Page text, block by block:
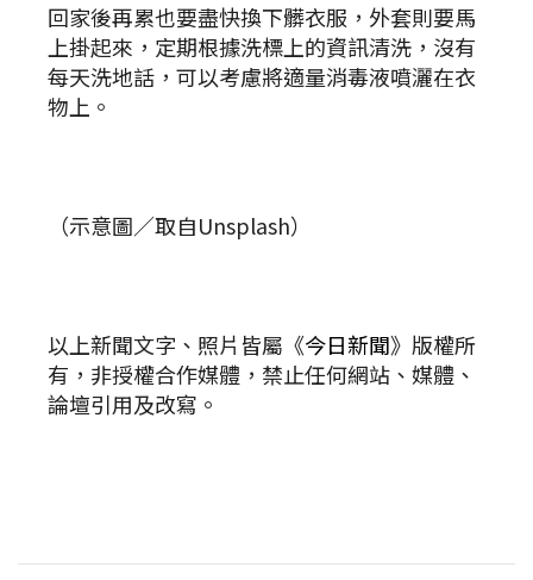
回家後再累也要盡快換下髒衣服，外套則要馬
上掛起來，定期根據洗標上的資訊清洗，沒有
每天洗地話，可以考慮將適量消毒液噴灑在衣
物上。
（示意圖／取自Unsplash）
以上新聞文字、照片皆屬《今日新聞》版權所
有，非授權合作媒體，禁止任何網站、媒體、
論壇引用及改寫。